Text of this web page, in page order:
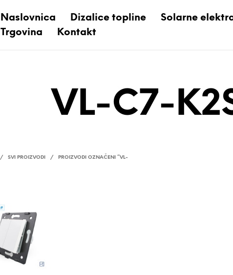
Naslovnica Dizalice topline Solarne
Trgovina
Kontakt
VL-C7-
/ SVI PROIZVODI / PROIZVODI OZNAČENI “VL-